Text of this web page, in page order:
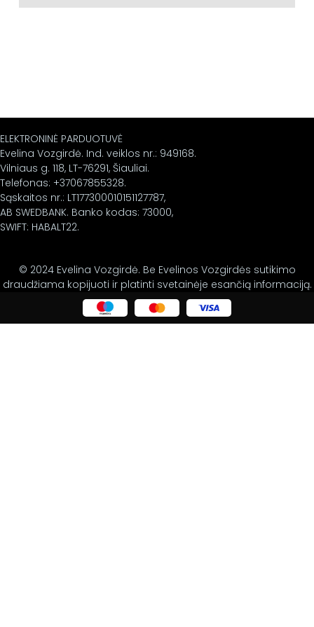
ELEKTRONINĖ PARDUOTUVĖ
Evelina Vozgirdė. Ind. veiklos nr.: 949168.
Vilniaus g. 118, LT-76291, Šiauliai.
Telefonas: +37067855328.
Sąskaitos nr.: LT177300010151127787,
AB SWEDBANK. Banko kodas: 73000,
SWIFT: HABALT22.
© 2024 Evelina Vozgirdė. Be Evelinos Vozgirdės sutikimo
draudžiama kopijuoti ir platinti svetainėje esančią informaciją.